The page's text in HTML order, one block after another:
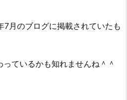
7月のブログに掲載されていたも
ているかも知れませんね＾＾